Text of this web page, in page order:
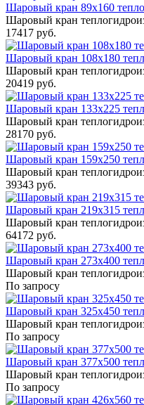
Шаровый кран 89x160
Шаровый кран
17417 руб.
Шаровый кран 108x180
Шаровый кран
20419 руб.
Шаровый кран 133x225
Шаровый кран
28170 руб.
Шаровый кран 159x250
Шаровый кран
39343 руб.
Шаровый кран 219x315
Шаровый кран
64172 руб.
Шаровый кран 273x400
Шаровый кран
По запросу
Шаровый кран 325x450
Шаровый кран
По запросу
Шаровый кран 377x500
Шаровый кран
По запросу